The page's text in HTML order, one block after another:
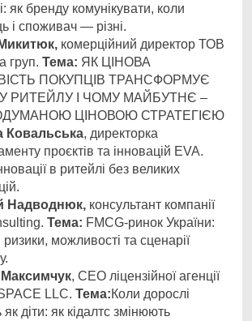
як бренду комунікувати, коли
і споживач — різні.
комерційний директор ТОВ
груп. Тема: ЯК ЦІНОВА
ПОКУПЦІВ ТРАНСФОРМУЄ
РИТЕЙЛУ І ЧОМУ МАЙБУТНЄ –
ЦІНОВОЮ СТРАТЕГІЄЮ
Ковальська, директорка
проєктів та інновацій EVA.
в ритейлі без великих
Надводнюк, консультант компанії
Тема: FMCG-ринок України:
ризики, можливості та сценарії
, CEO ліцензійної агенції
LLC. Тема:Коли дорослі
як діти: як кідалтс змінюють